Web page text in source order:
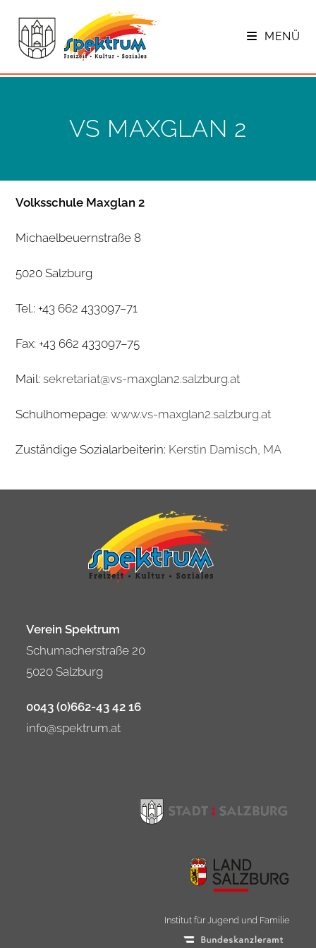
Inhalt
springen
MENÜ
VS MAX­GLAN 2
Volks­schule Max­glan 2
Micha­el­beu­ern­straße 8
5020 Salz­burg
Tel.: +43 662 433097–71
Fax: +43 662 433097–75
Mail:sekretariat@vs-maxglan2.salzburg.at
Schul­home­page:www.vs-maxglan2.salzburg.at
Zustän­dige Sozi­al­ar­bei­te­rin: Kers­tin Damisch, MA
Verein Spektrum
Schumacherstraße 20
5020 Salzburg
0043 (0)662-43 42 16
info@spektrum.at
Institut für Jugend und Familie